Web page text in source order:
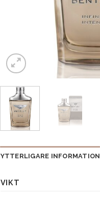
YTTERLIGARE INFORMATION
VIKT